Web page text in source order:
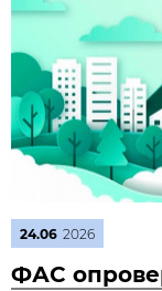
24.06 2026
ФАС